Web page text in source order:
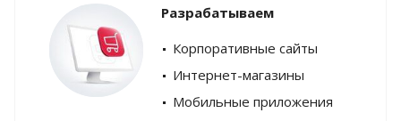
Разрабатываем
Корпоративные сайты
Интернет-магазины
Мобильные приложения